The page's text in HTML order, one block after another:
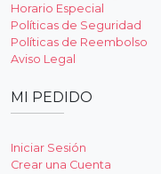
Horario Especial
Políticas de Seguridad
Políticas de Reembolso
Aviso Legal
MI PEDIDO
Iniciar Sesión
Crear una Cuenta